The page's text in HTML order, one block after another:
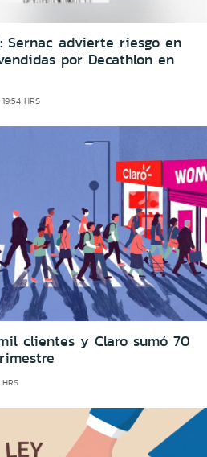
Sernac advierte riesgo en
por Decathlon en
HRS
clientes y Claro sumó 70